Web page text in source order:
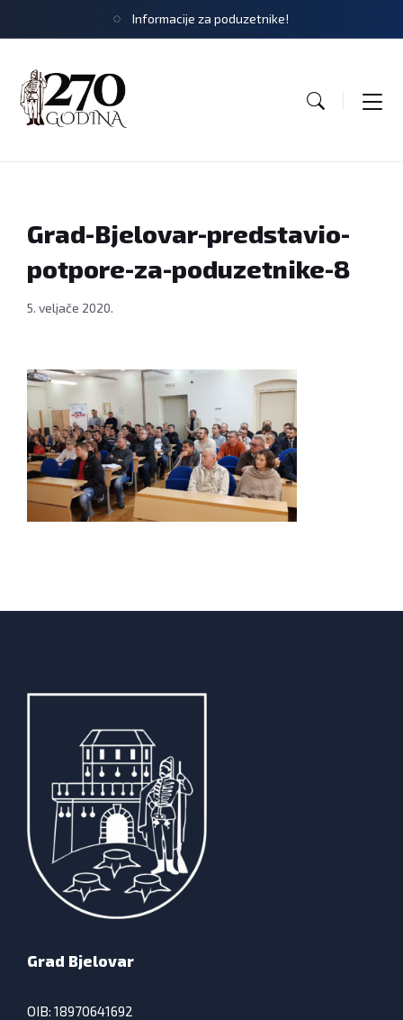
Informacije za poduzetnike!
Grad-Bjelovar-predstavio-
potpore-za-poduzetnike-8
5. veljače 2020.
Grad Bjelovar
OIB: 18970641692